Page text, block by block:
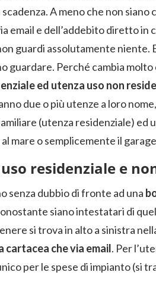
scadenza. A meno che non
email e dell’addebito diretto in
guardi assolutamente niente.
guardare. Perché cambia
ed utenza uso non
due o più utenze a loro
(utenza residenziale) ed
mare o semplicemente il
residenziale e
senza dubbio di fronte ad una
siano intestatari di
si trova in alto a sinistra
cartacea che via email. Per
per le spese di impianto (si